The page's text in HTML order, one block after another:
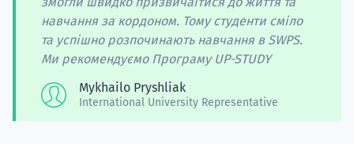
навчання за кордоном. Тому студенти сміло
та успішно розпочинають навчання в SWPS.
Ми рекомендуємо Програму UP-STUDY
Mykhailo Pryshliak
International University Representative